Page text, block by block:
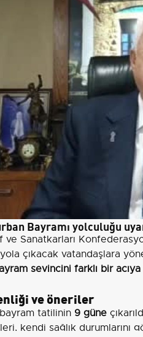
Bayramı yolculuğu
ve Sanatkarları
çıkacak vatandaşlara
sevincini farklı bir
ve öneriler
tatilinin 9 güne
kendi sağlık durumlarını